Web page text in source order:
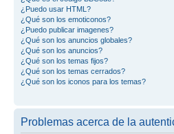
¿Puedo usar HTML?
¿Qué son los emoticonos?
¿Puedo publicar imagenes?
¿Qué son los anuncios globales?
¿Qué son los anuncios?
¿Qué son los temas fijos?
¿Qué son los temas cerrados?
¿Qué son los iconos para los temas?
Problemas acerca de la